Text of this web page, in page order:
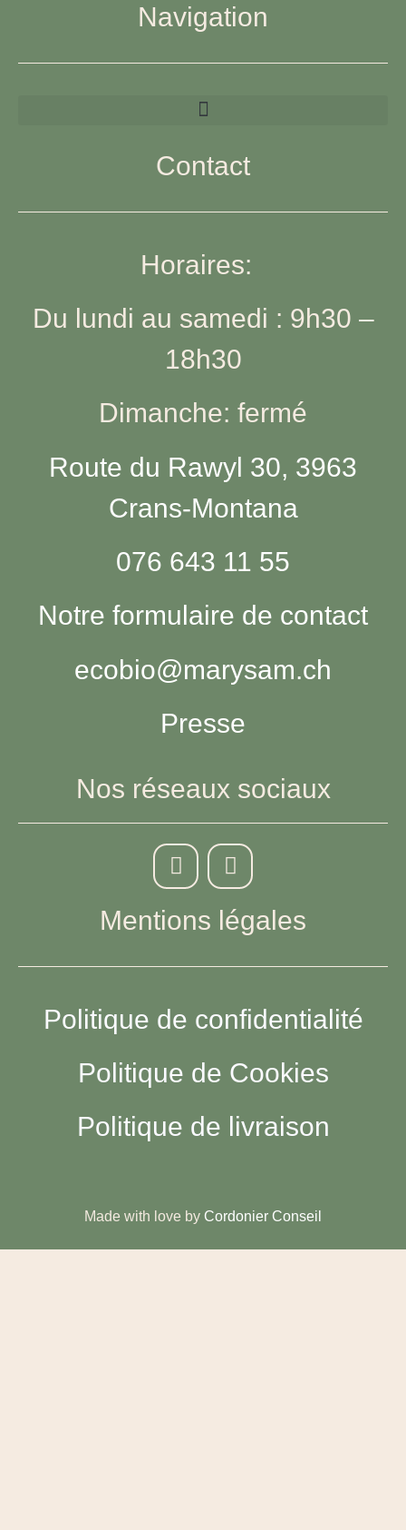
Navigation
Contact
Horaires:
Du lundi au samedi : 9h30 –
18h30
Dimanche: fermé
Route du Rawyl 30, 3963
Crans-Montana
076 643 11 55
Notre formulaire de contact
ecobio@marysam.ch
Presse
Nos réseaux sociaux
Mentions légales
Politique de confidentialité
Politique de Cookies
Politique de livraison
Made with love by Cordonier Conseil